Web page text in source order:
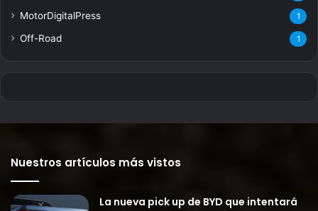
MotorDigitalPress 1
Off-Road 1
Nuestros artículos más vistos
La nueva pick up de BYD que intentará